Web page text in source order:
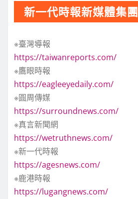
新一代時報新媒體集團
※臺灣導報
https://taiwanreports.com/
※鷹眼時報
https://eagleeyedaily.com/
※圓周傳媒
https://surroundnews.com/
※真言新聞網
https://wetruthnews.com/
※新一代時報
https://agesnews.com/
※鹿港時報
https://lugangnews.com/